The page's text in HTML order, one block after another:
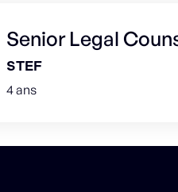
Senior Legal
STEF
4 ans